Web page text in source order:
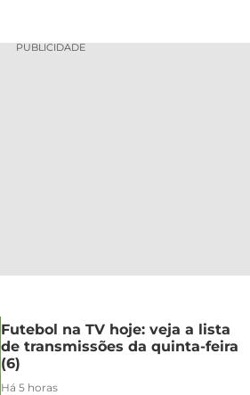
PUBLICIDADE
Futebol na TV hoje: veja a lista
de transmissões da quinta-feira
(6)
Há 5 horas